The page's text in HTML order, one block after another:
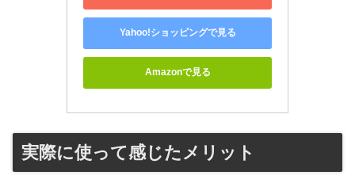
Yahoo!ショッピングで見る
Amazonで見る
実際に使って感じたメリット